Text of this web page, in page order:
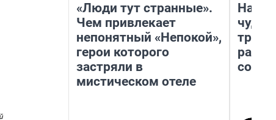
«Люди тут странные».
Чем привлекает
непонятный «Непокой»,
герои которого
застряли в
мистическом отеле